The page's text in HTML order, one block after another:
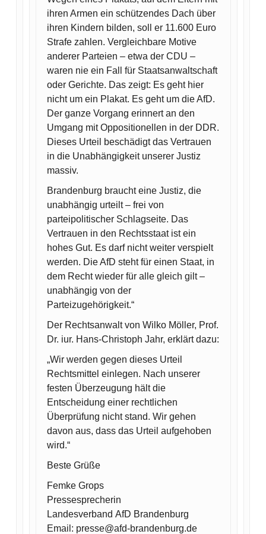
ihren Armen ein schützendes Dach über
ihren Kindern bilden, soll er 11.600 Euro
Strafe zahlen. Vergleichbare Motive
anderer Parteien – etwa der CDU –
waren nie ein Fall für Staatsanwaltschaft
oder Gerichte. Das zeigt: Es geht hier
nicht um ein Plakat. Es geht um die AfD.
Der ganze Vorgang erinnert an den
Umgang mit Oppositionellen in der DDR.
Dieses Urteil beschädigt das Vertrauen
in die Unabhängigkeit unserer Justiz
massiv.
Brandenburg braucht eine Justiz, die
unabhängig urteilt – frei von
parteipolitischer Schlagseite. Das
Vertrauen in den Rechtsstaat ist ein
hohes Gut. Es darf nicht weiter verspielt
werden. Die AfD steht für einen Staat, in
dem Recht wieder für alle gleich gilt –
unabhängig von der
Parteizugehörigkeit.“
Der Rechtsanwalt von Wilko Möller, Prof.
Dr. iur. Hans-Christoph Jahr, erklärt dazu:
„Wir werden gegen dieses Urteil
Rechtsmittel einlegen. Nach unserer
festen Überzeugung hält die
Entscheidung einer rechtlichen
Überprüfung nicht stand. Wir gehen
davon aus, dass das Urteil aufgehoben
wird.“
Beste Grüße
Femke Grops
Pressesprecherin
Landesverband AfD Brandenburg
Email: presse@afd-brandenburg.de